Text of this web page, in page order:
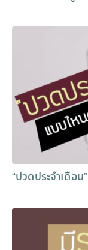
“ปวดประจำเดือ